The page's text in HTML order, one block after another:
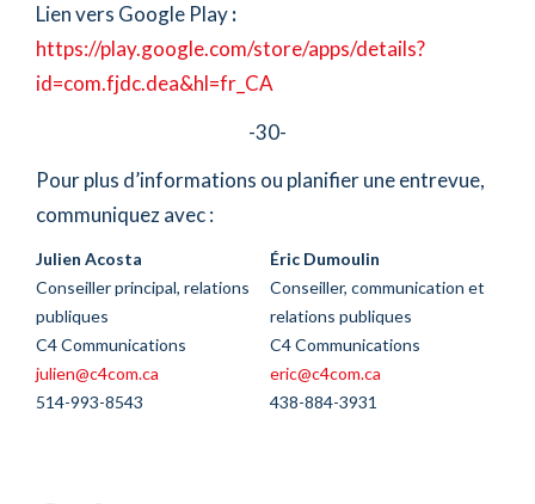
Lien vers Google Play:
https://play.google.com/store/apps/details?
id=com.fjdc.dea&hl=fr_CA
-30-
Pour plus d’informations ou planifier une entrevue,
communiquez avec :
Julien Acosta
Conseiller principal, relations
publiques
C4 Communications
julien@c4com.ca
514-993-8543
Éric Dumoulin
Conseiller, communication et
relations publiques
C4 Communications
eric@c4com.ca
438-884-3931